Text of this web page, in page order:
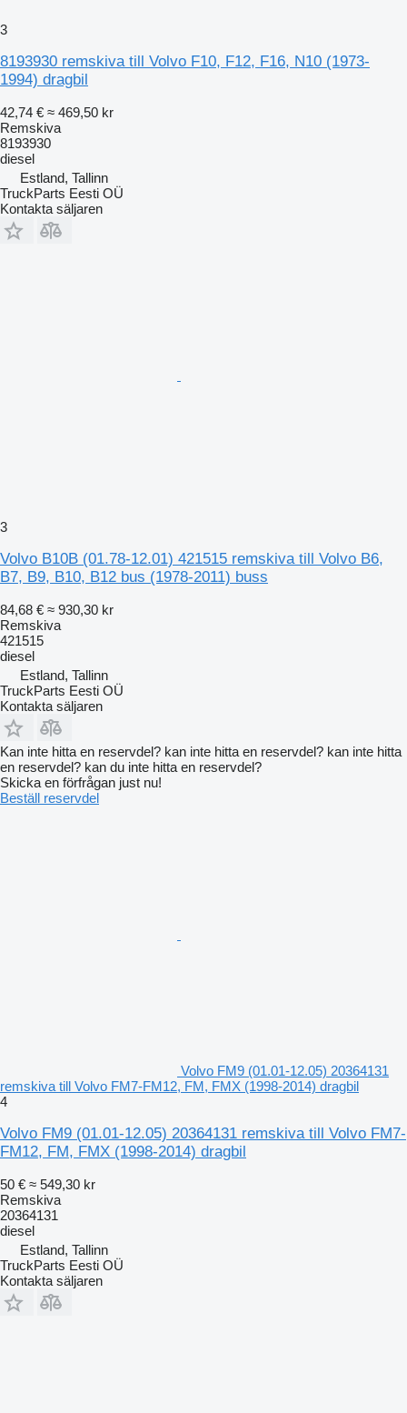
3
8193930 remskiva till Volvo F10, F12, F16, N10 (1973-
1994) dragbil
42,74 € ≈ 469,50 kr
Remskiva
8193930
diesel
Estland, Tallinn
TruckParts Eesti OÜ
Kontakta säljaren
3
Volvo B10B (01.78-12.01) 421515 remskiva till Volvo B6,
B7, B9, B10, B12 bus (1978-2011) buss
84,68 € ≈ 930,30 kr
Remskiva
421515
diesel
Estland, Tallinn
TruckParts Eesti OÜ
Kontakta säljaren
Kan inte hitta en reservdel? kan inte hitta en reservdel? kan inte hitta
en reservdel? kan du inte hitta en reservdel?
Skicka en förfrågan just nu!
Beställ reservdel
Volvo FM9 (01.01-12.05) 20364131
remskiva till Volvo FM7-FM12, FM, FMX (1998-2014) dragbil
4
Volvo FM9 (01.01-12.05) 20364131 remskiva till Volvo FM7-
FM12, FM, FMX (1998-2014) dragbil
50 € ≈ 549,30 kr
Remskiva
20364131
diesel
Estland, Tallinn
TruckParts Eesti OÜ
Kontakta säljaren